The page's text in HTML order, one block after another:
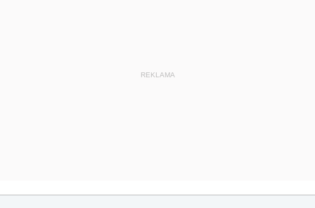
REKLAMA